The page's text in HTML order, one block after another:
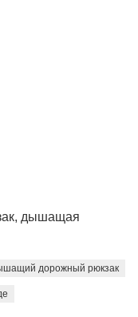
дышащая
дорожный рюкзак